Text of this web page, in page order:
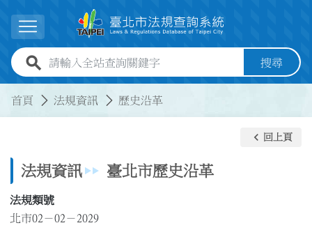
展開選單
全站查詢關鍵字欄位 搜尋
首頁 法規資訊 歷史沿革
法規資訊 臺北市歷史沿革
keyboard_arrow_left 回上頁
法規類號
北市02－02－2029